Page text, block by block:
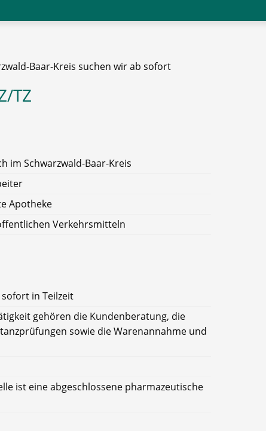
Baar-Kreis suchen wir ab sofort
TZ
im Schwarzwald-Baar-Kreis
Apotheke
Verkehrsmitteln
in Teilzeit
gehören die Kundenberatung, die
sowie die Warenannahme und
ist eine abgeschlossene pharmazeutische